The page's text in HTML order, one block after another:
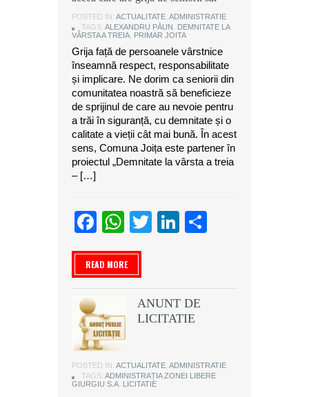
POSTED IN: ACTUALITATE ADMINISTRATIE
TAGS: ALEXANDRU PĂUN
DEMNITATE LA
VÂRSTA A TREIA PRIMAR JOITA
Grija față de persoanele vârstnice
înseamnă respect, responsabilitate
și implicare. Ne dorim ca seniorii din
comunitatea noastră să beneficieze
de sprijinul de care au nevoie pentru
a trăi în siguranță, cu demnitate și o
calitate a vieții cât mai bună. În acest
sens, Comuna Joița este partener în
proiectul „Demnitate la vârsta a treia
– […]
Facebook
WhatsApp
TwitterLinkedIn
READ MORE
ANUNT DE
LICITATIE
POSTED IN: ACTUALITATE ADMINISTRATIE
TAGS: ADMINISTRAȚIA ZONEI LIBERE
GIURGIU S.A LICITATIE